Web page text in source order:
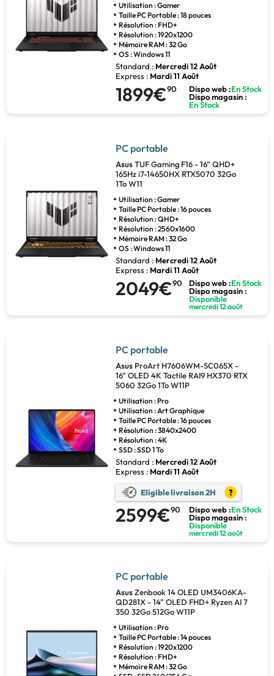
Utilisation : Gamer
Taille PC Portable : 18 pouces
Résolution : FHD+
Résolution : 1920x1200
Mémoire RAM : 32 Go
OS : Windows 11
Standard : Mercredi 12 Août
Express : Mardi 11 Août
1899€90 Dispo web :En Stock
Dispo magasin :
En Stock
PC portable
AsusTUF Gaming F16 - 16" QHD+
165Hz i7-14650HX RTX5070 32Go
1To W11
Utilisation : Gamer
Taille PC Portable : 16 pouces
Résolution : QHD+
Résolution : 2560x1600
Mémoire RAM : 32 Go
OS : Windows 11
Standard : Mercredi 12 Août
Express : Mardi 11 Août
2049€90 Dispo web :En Stock
Dispo magasin :
Disponible
mercredi 12 août
PC portable
Asus ProArt H7606WM-SC065X -
16" OLED 4K Tactile RAI9 HX370 RTX
5060 32Go 1To W11P
Utilisation : Pro
Utilisation : Art Graphique
Taille PC Portable : 16 pouces
Résolution : 3840x2400
Résolution : 4K
SSD : SSD 1 To
Standard : Mercredi 12 Août
Express : Mardi 11 Août
Eligible livraison 2H ?
2599€90 Dispo web :En Stock
Dispo magasin :
Disponible
mercredi 12 août
PC portable
AsusZenbook 14 OLED UM3406KA-
QD281X - 14" OLED FHD+ Ryzen AI 7
350 32Go 512Go W11P
Utilisation : Pro
Taille PC Portable : 14 pouces
Résolution : 1920x1200
Résolution : FHD+
Mémoire RAM : 32 Go